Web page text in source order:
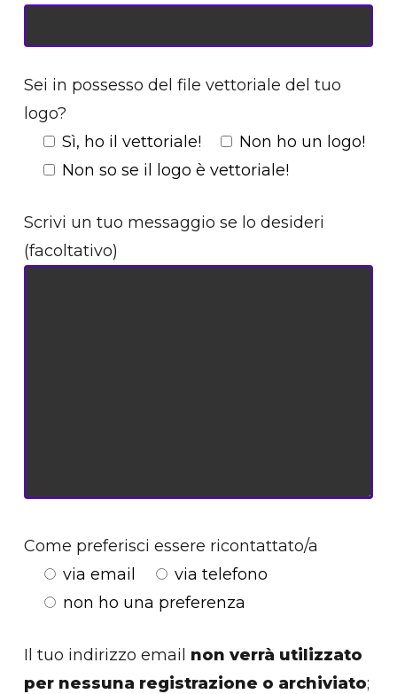
Sei in possesso del file vettoriale del tuo
logo?
Sì, ho il vettoriale!
Non ho un logo!
Non so se il logo è vettoriale!
Scrivi un tuo messaggio se lo desideri
(facoltativo)
Come preferisci essere ricontattato/a
via email
via telefono
non ho una preferenza
Il tuo indirizzo email non verrà utilizzato
per nessuna registrazione o archiviato;